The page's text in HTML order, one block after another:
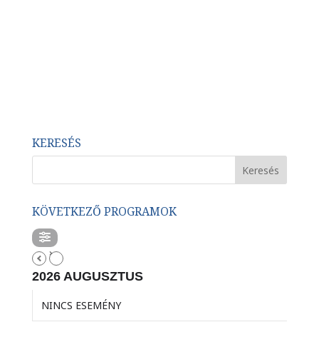
KERESÉS
KÖVETKEZŐ PROGRAMOK
2026 AUGUSZTUS
NINCS ESEMÉNY